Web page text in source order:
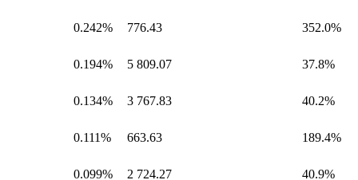
0.242% 776.43 352.0%
0.194% 5 809.07 37.8%
0.134% 3 767.83 40.2%
0.111% 663.63 189.4%
0.099% 2 724.27 40.9%